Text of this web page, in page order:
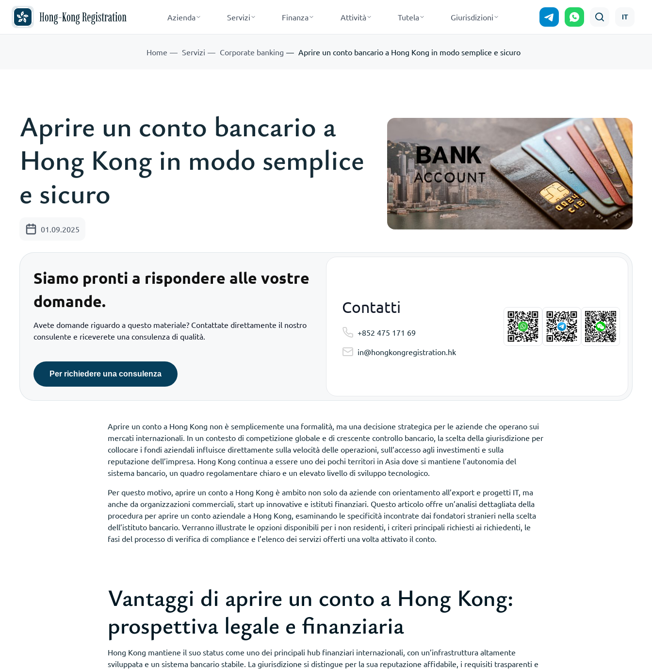
Azienda Servizi Finanza Attività Tutela Giurisdizioni IT
Home Servizi Corporate banking Aprire un conto bancario a Hong Kong in modo semplice e sicuro
Aprire un conto bancario a
Hong Kong in modo semplice
e sicuro
01.09.2025
Siamo pronti a rispondere alle vostre
domande.
Avete domande riguardo a questo materiale? Contattate direttamente il nostro
consulente e riceverete una consulenza di qualità.
Per richiedere una consulenza
Contatti
+852 475 171 69
in@hongkongregistration.hk
Aprire un conto a Hong Kong non è semplicemente una formalità, ma una decisione strategica per le aziende che operano sui
mercati internazionali. In un contesto di competizione globale e di crescente controllo bancario, la scelta della giurisdizione per
collocare i fondi aziendali influisce direttamente sulla velocità delle operazioni, sull’accesso agli investimenti e sulla
reputazione dell’impresa. Hong Kong continua a essere uno dei pochi territori in Asia dove si mantiene l’autonomia del
sistema bancario, un quadro regolamentare chiaro e un elevato livello di sviluppo tecnologico.
Per questo motivo, aprire un conto a Hong Kong è ambito non solo da aziende con orientamento all’export e progetti IT, ma
anche da organizzazioni commerciali, start up innovative e istituti finanziari. Questo articolo offre un’analisi dettagliata della
procedura per aprire un conto aziendale a Hong Kong, esaminando le specificità incontrate dai fondatori stranieri nella scelta
dell’istituto bancario. Verranno illustrate le opzioni disponibili per i non residenti, i criteri principali richiesti ai richiedenti, le
fasi del processo di verifica di compliance e l’elenco dei servizi offerti una volta attivato il conto.
Vantaggi di aprire un conto a Hong Kong:
prospettiva legale e finanziaria
Hong Kong mantiene il suo status come uno dei principali hub finanziari internazionali, con un’infrastruttura altamente
sviluppata e un sistema bancario stabile. La giurisdizione si distingue per la sua reputazione affidabile, i requisiti trasparenti e